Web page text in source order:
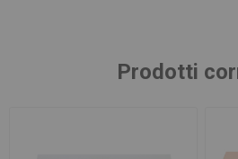
Prodotti